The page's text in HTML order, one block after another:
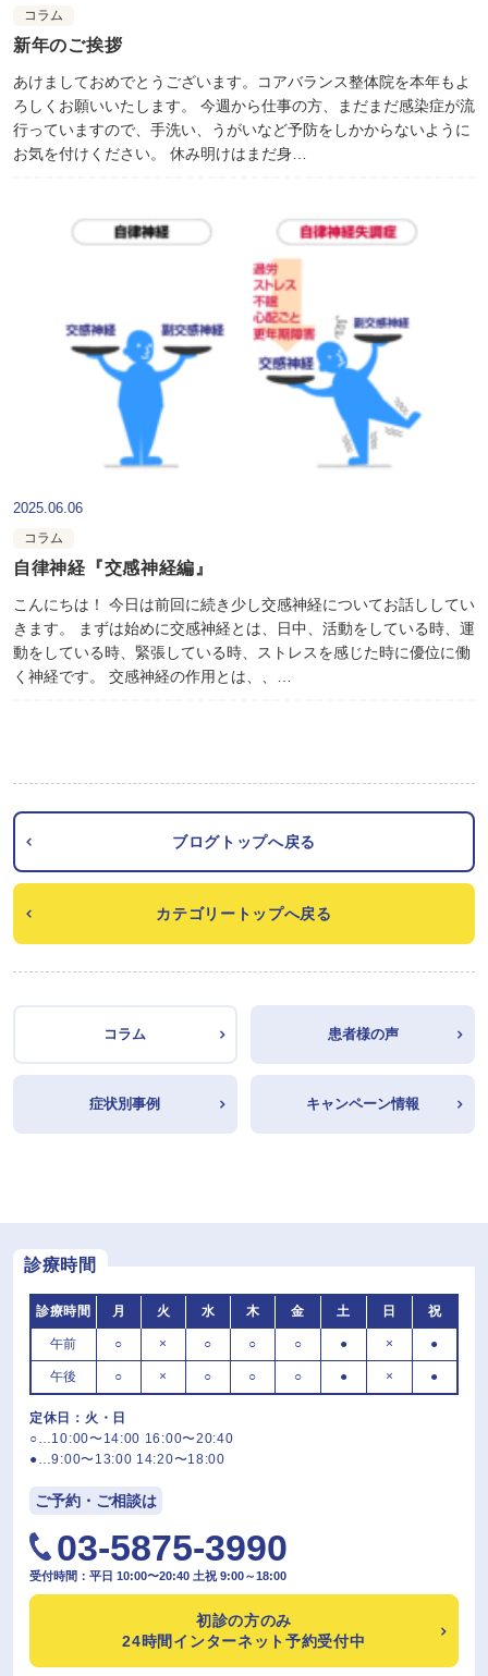
コラム
新年のご挨拶
あけましておめでとうございます。コアバランス整体院を本年もよ
ろしくお願いいたします。 今週から仕事の方、まだまだ感染症が流
行っていますので、手洗い、うがいなど予防をしかからないように
お気を付けください。 休み明けはまだ身…
2025.06.06
コラム
自律神経『交感神経編』
こんにちは！ 今日は前回に続き少し交感神経についてお話ししてい
きます。 まずは始めに交感神経とは、日中、活動をしている時、運
動をしている時、緊張している時、ストレスを感じた時に優位に働
く神経です。 交感神経の作用とは、、…
ブログトップへ戻る
カテゴリートップへ戻る
コラム 患者様の声
症状別事例 キャンペーン情報
診療時間
診療時間 月 火 水 木 金 土 日 祝
午前 ○ × ○ ○ ○ ● × ●
午後 ○ × ○ ○ ○ ● × ●
定休日：火・日
○…10:00〜14:00 16:00〜20:40
●…9:00〜13:00 14:20〜18:00
ご予約・ご相談は
03-5875-3990
受付時間：平日 10:00〜20:40 土祝 9:00～18:00
初診の方のみ
24時間インターネット予約受付中